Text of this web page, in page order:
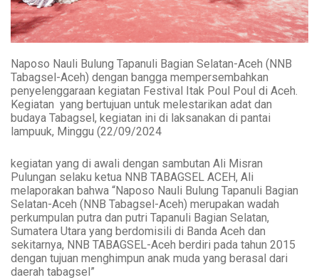
Naposo Nauli Bulung Tapanuli Bagian Selatan-Aceh (NNB
Tabagsel-Aceh) dengan bangga mempersembahkan
penyelenggaraan kegiatan Festival Itak Poul Poul di Aceh.
Kegiatan yang bertujuan untuk melestarikan adat dan
budaya Tabagsel, kegiatan ini di laksanakan di pantai
lampuuk, Minggu (22/09/2024
kegiatan yang di awali dengan sambutan Ali Misran
Pulungan selaku ketua NNB TABAGSEL ACEH, Ali
melaporakan bahwa “Naposo Nauli Bulung Tapanuli Bagian
Selatan-Aceh (NNB Tabagsel-Aceh) merupakan wadah
perkumpulan putra dan putri Tapanuli Bagian Selatan,
Sumatera Utara yang berdomisili di Banda Aceh dan
sekitarnya, NNB TABAGSEL-Aceh berdiri pada tahun 2015
dengan tujuan menghimpun anak muda yang berasal dari
daerah tabagsel”